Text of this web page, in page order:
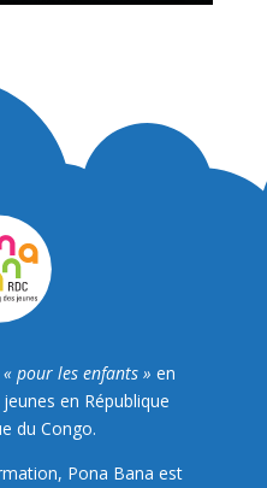
« pour les enfants » en
en République
du Congo.
Pona Bana est